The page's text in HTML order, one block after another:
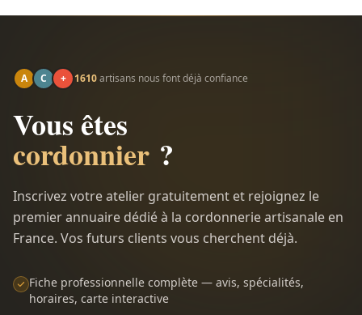
A C + 1610artisans nous font déjà confiance
Vous êtes
cordonnier ?
Inscrivez votre atelier gratuitement et rejoignez le
premier annuaire dédié à la cordonnerie artisanale en
France. Vos futurs clients vous cherchent déjà.
Fiche professionnelle complète — avis, spécialités,
horaires, carte interactive